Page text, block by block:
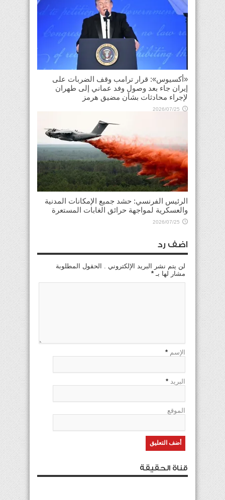
«أكسيوس»: قرار ترامب وقف الضربات على
إيران جاء بعد وصول وفد عماني إلى طهران
لإجراء محادثات بشأن مضيق هرمز
2026/07/25
الرئيس الفرنسي: حشد جميع الإمكانات المدنية
والعسكرية لمواجهة حرائق الغابات المستعرة
2026/07/25
اضف رد
لن يتم نشر البريد الإلكتروني . الحقول المطلوبة
مشار لها بـ *
الإسم *
البريد *
الموقع
قناة الحقيقة